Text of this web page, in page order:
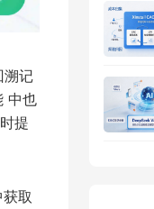
溯记
中也
提
取